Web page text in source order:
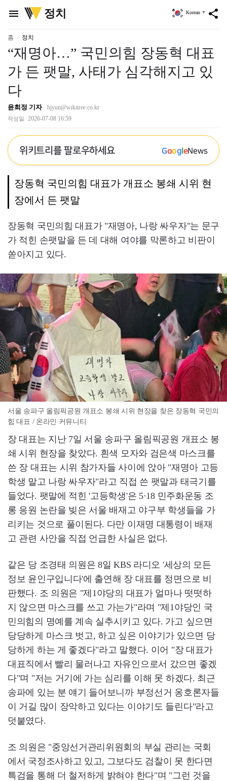
menu
위
키
정치 share
Korean ▼
홈 정치
“재명아…” 국민의힘 장동혁 대표
가 든 팻말, 사태가 심각해지고 있
다
윤희정 기자 hjyun@wikitree.co.kr
작성일 2026-07-08 16:59
위키트리를 팔로우하세요 GoogleNews
장동혁 국민의힘 대표가 개표소 봉쇄 시위 현
장에서 든 팻말
장동혁 국민의힘 대표가 "재명아, 나랑 싸우자"는 문구
가 적힌 손팻말을 든 데 대해 여야를 막론하고 비판이
쏟아지고 있다.
서울 송파구 올림픽공원 개표소 봉쇄 시위 현장을 찾은 장동혁 국민의
힘 대표 / 온라인 커뮤니티
장 대표는 지난 7일 서울 송파구 올림픽공원 개표소 봉
쇄 시위 현장을 찾았다. 흰색 모자와 검은색 마스크를
쓴 장 대표는 시위 참가자들 사이에 앉아 "재명아 고등
학생 말고 나랑 싸우자"라고 직접 쓴 팻말과 태극기를
들었다. 팻말에 적힌 '고등학생'은 5·18 민주화운동 조
롱 응원 논란을 빚은 서울 배재고 야구부 학생들을 가
리키는 것으로 풀이된다. 다만 이재명 대통령이 배재
고 관련 사안을 직접 언급한 사실은 없다.
같은 당 조경태 의원은 8일 KBS 라디오 '세상의 모든
정보 윤인구입니다'에 출연해 장 대표를 정면으로 비
판했다. 조 의원은 "제1야당의 대표가 얼마나 떳떳하
지 않으면 마스크를 쓰고 가는가"라며 "제1야당인 국
민의힘의 명예를 계속 실추시키고 있다. 가고 싶으면
당당하게 마스크 벗고, 하고 싶은 이야기가 있으면 당
당하게 하는 게 좋겠다"라고 말했다. 이어 "장 대표가
대표직에서 빨리 물러나고 자유인으로서 갔으면 좋겠
다"며 "저는 거기에 가는 심리를 이해 못 하겠다. 최근
송파에 있는 분 얘기 들어보니까 부정선거 옹호론자들
이 거길 많이 장악하고 있다는 이야기도 들린다"라고
덧붙였다.
조 의원은 "중앙선거관리위원회의 부실 관리는 국회
에서 국정조사하고 있고, 그보다도 검찰이 못 한다면
특검을 통해 더 철저하게 밝혀야 한다"며 "그런 것을